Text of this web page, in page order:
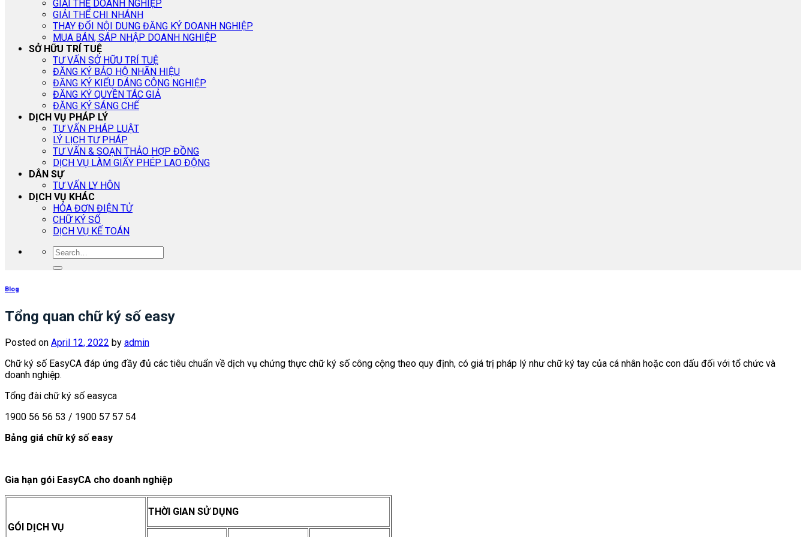
GIẢI THỂ DOANH NGHIỆP
GIẢI THỂ CHI NHÁNH
THAY ĐỔI NỘI DUNG ĐĂNG KÝ DOANH NGHIỆP
MUA BÁN, SÁP NHẬP DOANH NGHIỆP
SỞ HỮU TRÍ TUỆ
TƯ VẤN SỞ HỮU TRÍ TUỆ
ĐĂNG KÝ BẢO HỘ NHÃN HIỆU
ĐĂNG KÝ KIỂU DÁNG CÔNG NGHIỆP
ĐĂNG KÝ QUYỀN TÁC GIẢ
ĐĂNG KÝ SÁNG CHẾ
DỊCH VỤ PHÁP LÝ
TƯ VẤN PHÁP LUẬT
LÝ LỊCH TƯ PHÁP
TƯ VẤN & SOẠN THẢO HỢP ĐỒNG
DỊCH VỤ LÀM GIẤY PHÉP LAO ĐỘNG
DÂN SỰ
TƯ VẤN LY HÔN
DỊCH VỤ KHÁC
HÓA ĐƠN ĐIỆN TỬ
CHỮ KÝ SỐ
DỊCH VỤ KẾ TOÁN
Blog
Tổng quan chữ ký số easy
Posted on April 12, 2022 by admin
Chữ ký số EasyCA đáp ứng đầy đủ các tiêu chuẩn về dịch vụ chứng thực chữ ký số công cộng theo quy định, có giá trị pháp lý như chữ ký tay của cá nhân hoặc con dấu đối với tổ chức và
doanh nghiệp.
Tổng đài chữ ký số easyca
1900 56 56 53 / 1900 57 57 54
Bảng giá chữ ký số easy
Gia hạn gói EasyCA cho doanh nghiệp
GÓI DỊCH VỤ
THỜI GIAN SỬ DỤNG